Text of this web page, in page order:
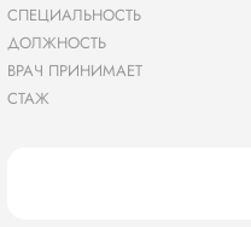
СПЕЦИАЛЬНОСТЬ
ДОЛЖНОСТЬ
ВРАЧ ПРИНИМАЕТ
СТАЖ